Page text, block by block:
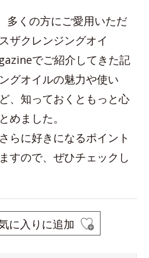
多くの方にご愛用いただ
ザクレンジングオイ
でご紹介してきた記
グオイルの魅力や使い
、知っておくともっと心
めました。
らに好きになるポイント
すので、ぜひチェックし
に入りに追加